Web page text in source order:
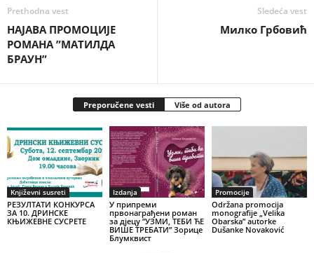
Prethodna vest
НАЈАВА ПРОМОЦИЈЕ
РОМАНА ”МАТИЛДА
БРАУН”
Sledeća vest
Милко Грбовић
Preporučene vesti Više od autora
Književni susreti
РЕЗУЛТАТИ КОНКУРСА
ЗА 10. ДРИНСКЕ
КЊИЖЕВНЕ СУСРЕТЕ
Izdanja
У припреми
првонаграђени роман
за дјецу ”УЗМИ, ТЕБИ ЋЕ
ВИШЕ ТРЕБАТИ” Зорице
Блумквист
Promocije
Održana promocija
monografije „Velika
Obarska” autorke
Dušanke Novaković